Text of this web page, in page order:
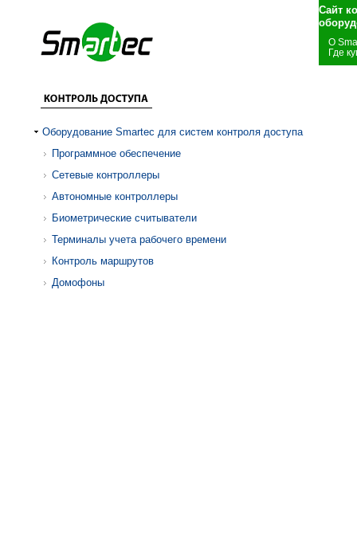
Сайт
О
Где
Оборудование Smartec для систем контроля доступа
Программное обеспечение
Сетевые контроллеры
Автономные контроллеры
Биометрические считыватели
Терминалы учета рабочего времени
Контроль маршрутов
Домофоны